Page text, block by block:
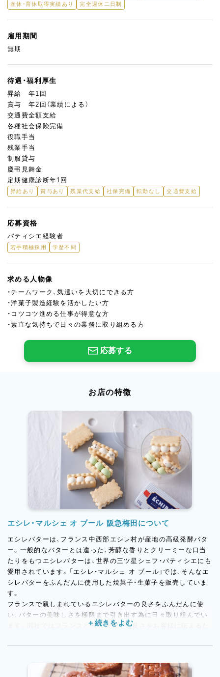
産休・育休取得実績あり
完全週休二日制
雇用期間
無期
待遇・福利厚生
昇給 年1回
賞与 年2回（業績による）
交通費全額支給
各種社会保険完備
役職手当
残業手当
制服貸与
慶弔見舞金
定期健康診断年1回
昇給あり 賞与あり 残業代支給 社保完備 転勤なし 交通費支給
応募資格
パティシエ経験者
若手積極採用 学歴不問
求める人物像
・チームワーク、気遣いを大切にできる方
・洋菓子製造経験を活かしたい方
・コツコツ進める仕事が得意な方
・素直な気持ちで日々の業務に取り組める方
応募する
お店の特徴
エシレ・マルシェ オ ブール 阪急梅田について
エシレバターは、フランス中西部エシレ村が産地の高級発酵バタ
ー。一般的なバターとは違った、芳醇な香りとクリーミーな口当
たりをもつエシレバターは、世界の三ツ星シェフ・パティシエにも
愛用されています。「エシレ・マルシェ オ ブール」では、そんなエ
シレバターをふんだんに使用した焼菓子・生菓子を販売していま
す。
フランスで親しまれているエシレバターの良さをふんだんに使
い、バターの美味しさを極限まで引き出す為に日々取り組んでい
ます。同社ではフランスと同じ状態での良さをお客様に伝えるた
きるよう取り組んでいます。本国と密接に連携を取っている為、